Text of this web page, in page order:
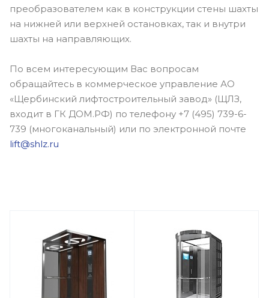
преобразователем как в конструкции стены шахты
на нижней или верхней остановках, так и внутри
шахты на направляющих.
По всем интересующим Вас вопросам
обращайтесь в коммерческое управление АО
«Щербинский лифтостроительный завод» (ЩЛЗ,
входит в ГК ДОМ.РФ) по телефону +7 ‪(495) 739-6-
739‬ (многоканальный) или по электронной почте
lift@shlz.ru